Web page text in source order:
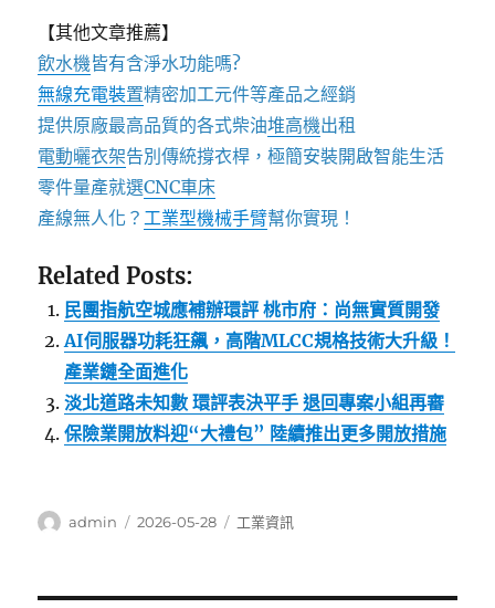
【其他文章推薦】
飲水機皆有含淨水功能嗎?
無線充電裝置精密加工元件等產品之經銷
提供原廠最高品質的各式柴油堆高機出租
電動曬衣架告別傳統撐衣桿，極簡安裝開啟智能生活
零件量產就選CNC車床
產線無人化？工業型機械手臂幫你實現！
Related Posts:
民團指航空城應補辦環評 桃市府：尚無實質開發
AI伺服器功耗狂飆，高階MLCC規格技術大升級！
產業鏈全面進化
淡北道路未知數 環評表決平手 退回專案小組再審
保險業開放料迎“大禮包” 陸續推出更多開放措施
作
admin
發
2026-05-28
分
工業資訊